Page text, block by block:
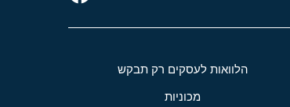
הלוואות לעסקים רק תבקש
מכוניות